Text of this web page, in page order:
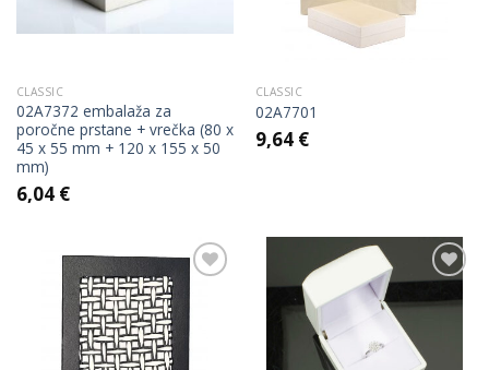
CLASSIC
02A7372 embalaža za
poročne prstane + vrečka (80 x
45 x 55 mm + 120 x 155 x 50
mm)
6,04 €
CLASSIC
02A7701
9,64 €
Add to
Wishlist